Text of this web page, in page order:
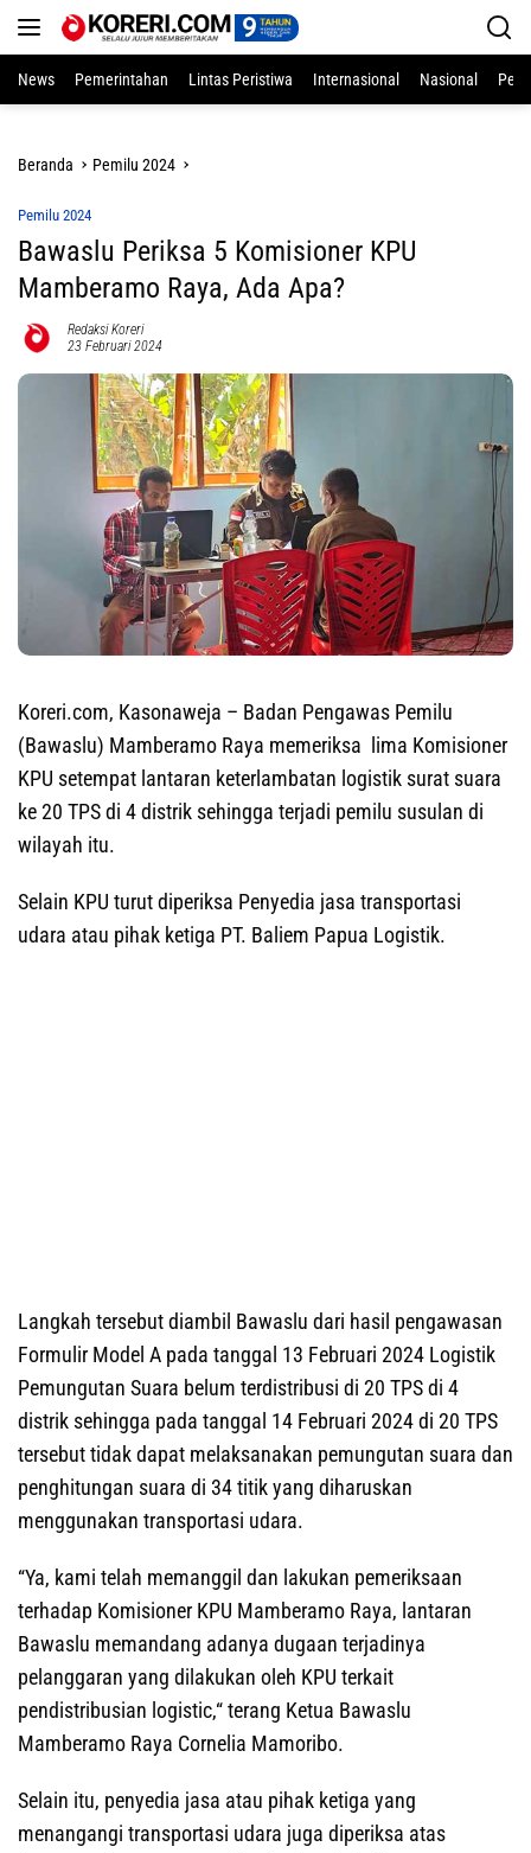
News
Pemerintahan Lintas Peristiwa Internasional Nasional
Beranda Pemilu 2024
Pemilu 2024
Bawaslu Periksa 5 Komisioner KPU
Mamberamo Raya, Ada Apa?
Redaksi Koreri
23 Februari 2024
Koreri.com, Kasonaweja – Badan Pengawas Pemilu
(Bawaslu) Mamberamo Raya memeriksa lima Komisioner
KPU setempat lantaran keterlambatan logistik surat suara
ke 20 TPS di 4 distrik sehingga terjadi pemilu susulan di
wilayah itu.
Selain KPU turut diperiksa Penyedia jasa transportasi
udara atau pihak ketiga PT. Baliem Papua Logistik.
Langkah tersebut diambil Bawaslu dari hasil pengawasan
Formulir Model A pada tanggal 13 Februari 2024 Logistik
Pemungutan Suara belum terdistribusi di 20 TPS di 4
distrik sehingga pada tanggal 14 Februari 2024 di 20 TPS
tersebut tidak dapat melaksanakan pemungutan suara dan
penghitungan suara di 34 titik yang diharuskan
menggunakan transportasi udara.
“Ya, kami telah memanggil dan lakukan pemeriksaan
terhadap Komisioner KPU Mamberamo Raya, lantaran
Bawaslu memandang adanya dugaan terjadinya
pelanggaran yang dilakukan oleh KPU terkait
pendistribusian logistic,“ terang Ketua Bawaslu
Mamberamo Raya Cornelia Mamoribo.
Selain itu, penyedia jasa atau pihak ketiga yang
menangangi transportasi udara juga diperiksa atas